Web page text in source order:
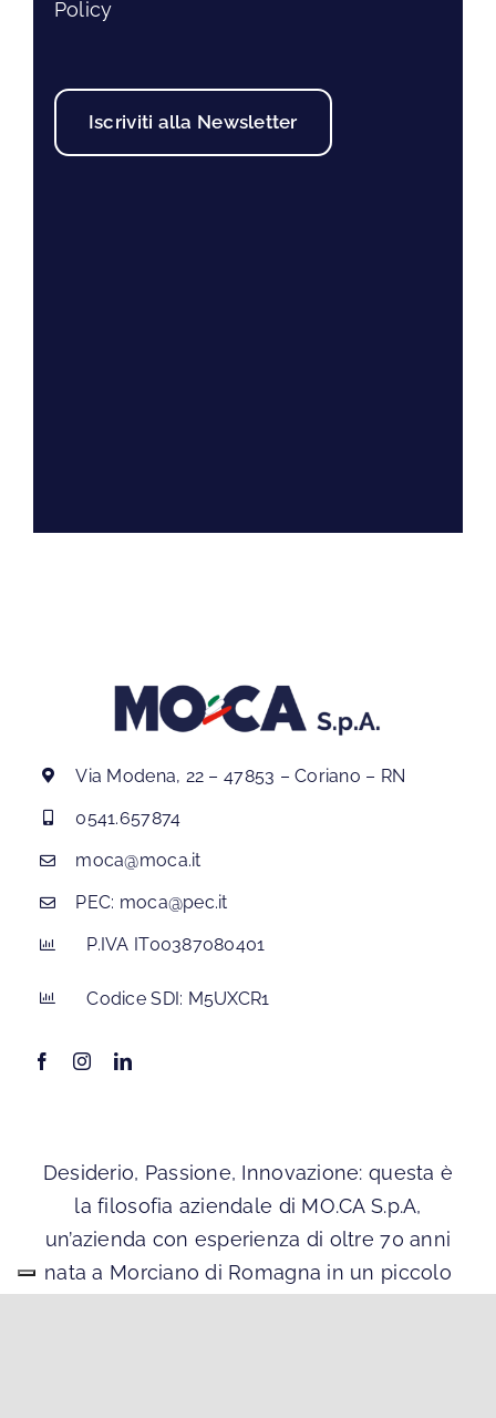
Policy
Via Modena, 22 – 47853 – Coriano – RN
0541.657874
moca@moca.it
PEC: moca@pec.it
P.IVA IT00387080401
Codice SDI: M5UXCR1
Desiderio, Passione, Innovazione: questa è
la filosofia aziendale di MO.CA S.p.A,
un’azienda con esperienza di oltre 70 anni
nata a Morciano di Romagna in un piccolo